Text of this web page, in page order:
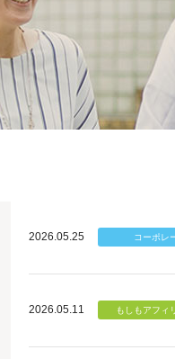
2026.05.25
2026.05.11